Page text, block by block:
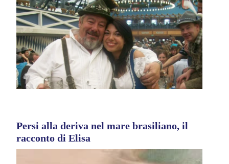
Persi alla deriva nel mare brasiliano, il
racconto di Elisa